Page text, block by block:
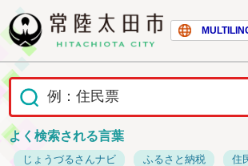
よく検索される言葉
じょうづるさんナビ ふるさと納税 住